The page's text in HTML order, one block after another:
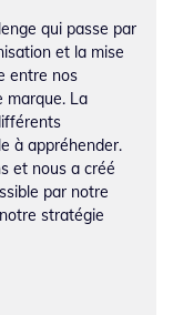
qui passe par
et la mise
entre nos
marque. La
à appréhender.
et nous a créé
par notre
stratégie